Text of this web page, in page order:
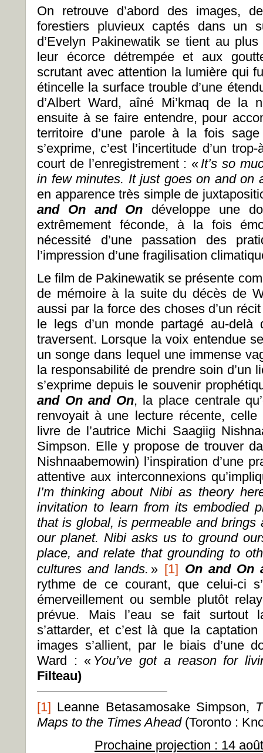
On retrouve d’abord des images,
forestiers pluvieux captés dans un
d’Evelyn Pakinewatik se tient au
leur écorce détrempée et aux
scrutant avec attention la lumière qui
étincelle la surface trouble d’une
d’Albert Ward, aîné Mi’kmaq de la
ensuite à se faire entendre, pour
territoire d’une parole à la fois
s’exprime, c’est l’incertitude d’un
court de l’enregistrement : « It’s so
in few minutes. It just goes on and on
en apparence très simple de
and On and On développe une
extrêmement féconde, à la fois
nécessité d’une passation des
l’impression d’une fragilisation
Le film de Pakinewatik se présente
de mémoire à la suite du décès de
aussi par la force des choses d’un
le legs d’un monde partagé au-
traversent. Lorsque la voix entendue
un songe dans lequel une immense
la responsabilité de prendre soin d’un
s’exprime depuis le souvenir
and On and On, la place centrale
renvoyait à une lecture récente,
livre de l’autrice Michi Saagiig
Simpson. Elle y propose de trouver
Nishnaabemowin) l’inspiration d’une
attentive aux interconnexions
I’m thinking about Nibi as theory
invitation to learn from its embodied
that is global, is permeable and brings
our planet.Nibi asks us to ground
place, and relate that grounding to
cultures and lands. » [1] On and On
rythme de ce courant, que celui-ci
émerveillement ou semble plutôt
prévue. Mais l’eau se fait surtout
s’attarder, et c’est là que la
images s’allient, par le biais d’une
Ward : « You’ve got a reason for
Filteau)
[1] Leanne Betasamosake Simpson,
Maps to the Times Ahead(Toronto :
Prochaine projection : 14